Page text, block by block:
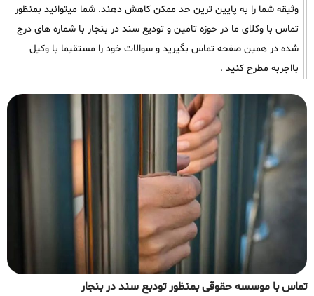
وثیقه شما را به پایین ترین حد ممکن کاهش دهند. شما میتوانید بمنظور
تماس با وکلای ما در حوزه تامین و تودیع سند در بنجار با شماره های درج
شده در همین صفحه تماس بگیرید و سوالات خود را مستقیما با وکیل
بااجربه مطرح کنید .
تماس با موسسه حقوقی بمنظور تودبع سند در بنجار